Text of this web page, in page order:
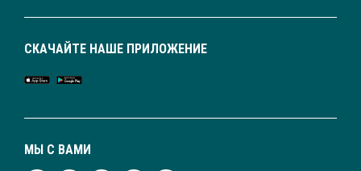
МЫ С ВАМИ
СКАЧАЙТЕ НАШЕ ПРИЛОЖЕНИЕ